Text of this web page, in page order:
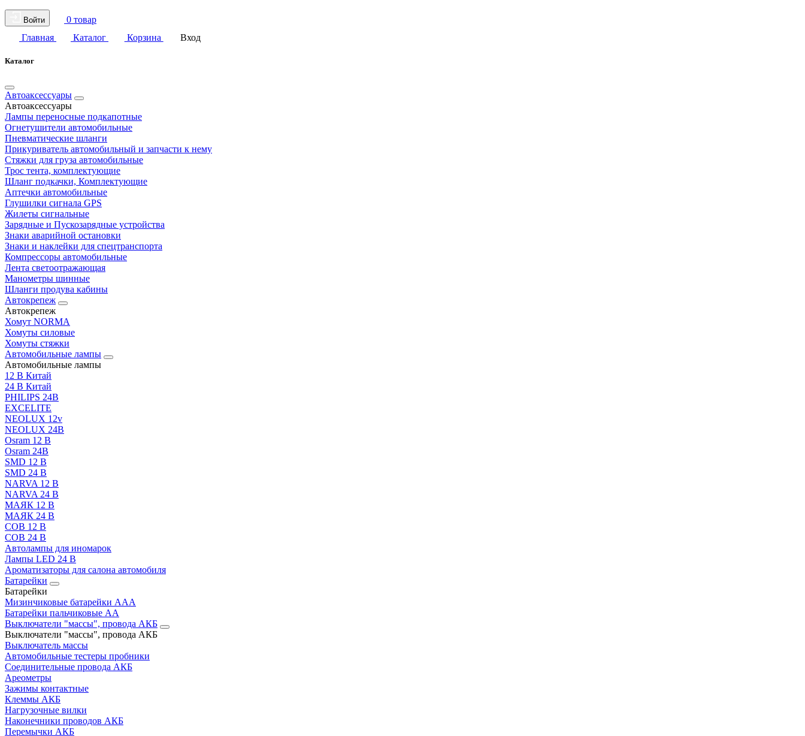
Войти
0 товар
Главная
Каталог Корзина Вход
Каталог
Автоаксессуары
Автоаксессуары
Лампы переносные подкапотные
Огнетушители автомобильные
Пневматические шланги
Прикуриватель автомобильный и запчасти к нему
Стяжки для груза автомобильные
Трос тента, комплектующие
Шланг подкачки, Комплектующие
Аптечки автомобильные
Глушилки сигнала GPS
Жилеты сигнальные
Зарядные и Пускозарядные устройства
Знаки аварийной остановки
Знаки и наклейки для спецтранспорта
Компрессоры автомобильные
Лента светоотражающая
Манометры шинные
Шланги продува кабины
Автокрепеж
Автокрепеж
Хомут NORMA
Хомуты силовые
Хомуты стяжки
Автомобильные лампы
Автомобильные лампы
12 В Китай
24 В Китай
PHILIPS 24В
EXCELITE
NEOLUX 12v
NEOLUX 24В
Osram 12 В
Osram 24В
SMD 12 В
SMD 24 В
NARVA 12 В
NARVA 24 В
МАЯК 12 В
МАЯК 24 В
COB 12 В
COB 24 В
Автолампы для иномарок
Лампы LED 24 B
Ароматизаторы для салона автомобиля
Батарейки
Батарейки
Мизинчиковые батарейки AAA
Батарейки пальчиковые АА
Выключатели "массы", провода АКБ
Выключатели "массы", провода АКБ
Выключатель массы
Автомобильные тестеры пробники
Соединительные провода АКБ
Ареометры
Зажимы контактные
Клеммы АКБ
Нагрузочные вилки
Наконечники проводов АКБ
Перемычки АКБ